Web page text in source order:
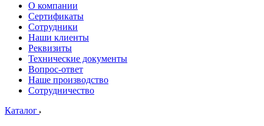
О компании
Сертификаты
Сотрудники
Наши клиенты
Реквизиты
Технические документы
Вопрос-ответ
Наше производство
Сотрудничество
Каталог